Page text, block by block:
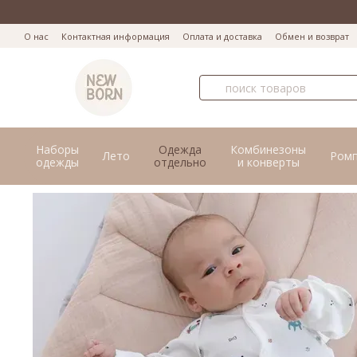
О нас Контактная информация Оплата и доставка Обмен и возврат
Наборы
одежды
Лето
Одежда
отдельно
Комбинезоны
и конверты